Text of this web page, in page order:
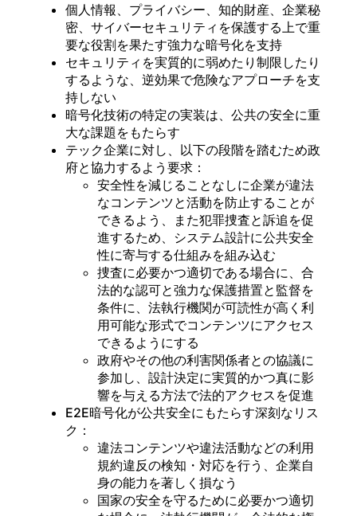
個人情報、プライバシー、知的財産、企業秘
密、サイバーセキュリティを保護する上で重
要な役割を果たす強力な暗号化を支持
セキュリティを実質的に弱めたり制限したり
するような、逆効果で危険なアプローチを支
持しない
暗号化技術の特定の実装は、公共の安全に重
大な課題をもたらす
テック企業に対し、以下の段階を踏むため政
府と協力するよう要求：
安全性を減じることなしに企業が違法
なコンテンツと活動を防止することが
できるよう、また犯罪捜査と訴追を促
進するため、システム設計に公共安全
性に寄与する仕組みを組み込む
捜査に必要かつ適切である場合に、合
法的な認可と強力な保護措置と監督を
条件に、法執行機関が可読性が高く利
用可能な形式でコンテンツにアクセス
できるようにする
政府やその他の利害関係者との協議に
参加し、設計決定に実質的かつ真に影
響を与える方法で法的アクセスを促進
E2E暗号化が公共安全にもたらす深刻なリス
ク：
違法コンテンツや違法活動などの利用
規約違反の検知・対応を行う、企業自
身の能力を著しく損なう
国家の安全を守るために必要かつ適切